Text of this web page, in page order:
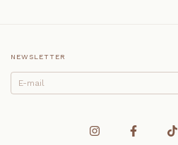
NEWSLETTER